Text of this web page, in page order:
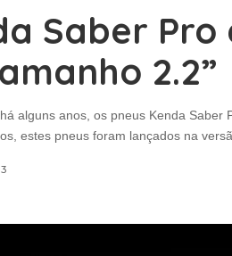
Saber
2.2”
alguns anos, os pneus Kenda
estes pneus foram lançados na